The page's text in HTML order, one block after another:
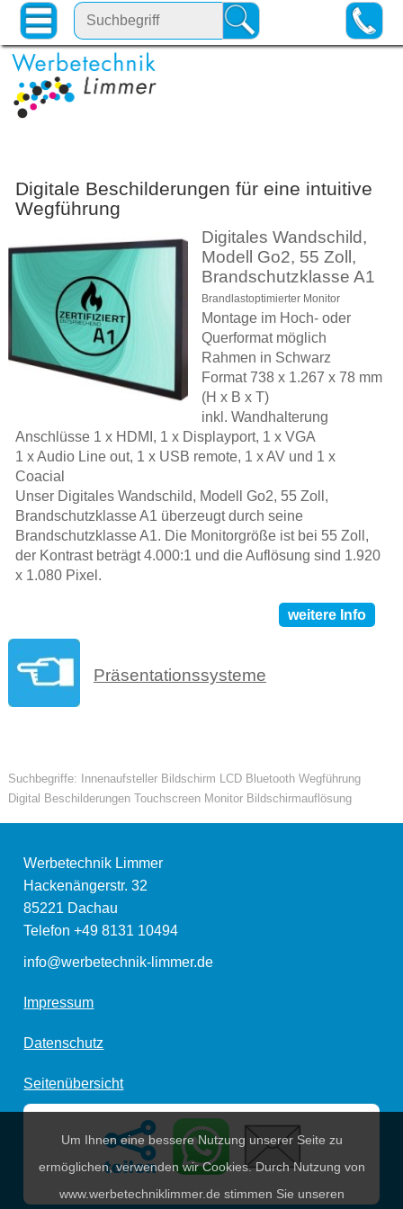
Digitale Beschilderungen für eine intuitive
Wegführung
Digitales Wandschild,
Modell Go2, 55 Zoll,
Brandschutzklasse A1
Brandlastoptimierter Monitor
Montage im Hoch- oder
Querformat möglich
Rahmen in Schwarz
Format 738 x 1.267 x 78 mm
(H x B x T)
inkl. Wandhalterung
Anschlüsse 1 x HDMI, 1 x Displayport, 1 x VGA
1 x Audio Line out, 1 x USB remote, 1 x AV und 1 x
Coacial
Unser Digitales Wandschild, Modell Go2, 55 Zoll,
Brandschutzklasse A1 überzeugt durch seine
Brandschutzklasse A1. Die Monitorgröße ist bei 55 Zoll,
der Kontrast beträgt 4.000:1 und die Auflösung sind 1.920
x 1.080 Pixel.
weitere Info
Präsentationssysteme
Suchbegriffe: Innenaufsteller Bildschirm LCD Bluetooth Wegführung
Digital Beschilderungen Touchscreen Monitor Bildschirmauflösung
Werbetechnik Limmer
Hackenängerstr. 32
85221 Dachau
Telefon+49 8131 10494
info@werbetechnik-limmer.de
Impressum
Datenschutz
Seitenübersicht
Um Ihnen eine bessere Nutzung unserer Seite zu
ermöglichen, verwenden wir Cookies. Durch Nutzung von
www.werbetechniklimmer.de stimmen Sie unseren